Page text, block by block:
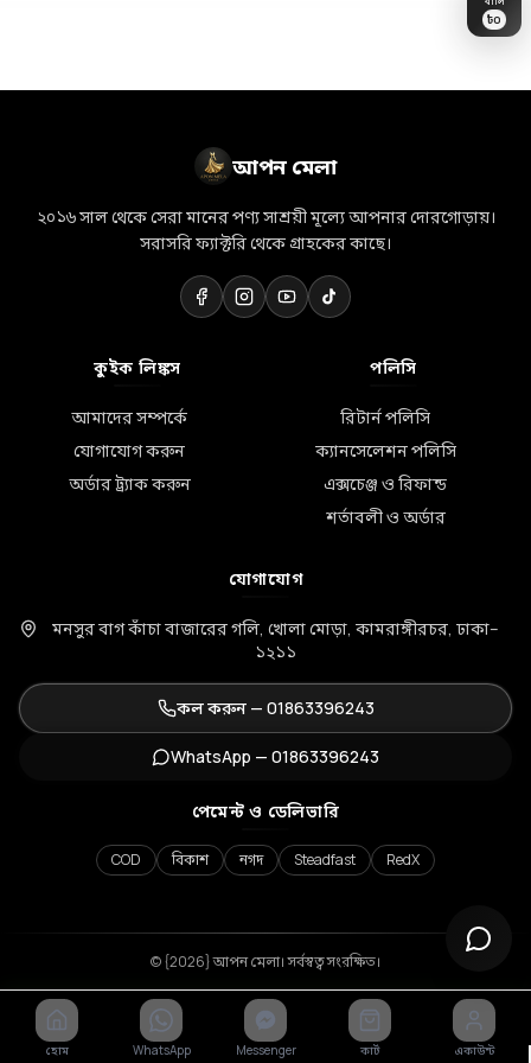
🎁
💐
আপন মেলা
২০১৬ সাল থেকে সেরা মানের পণ্য সাশ্রয়ী মূল্যে আপনার দোরগোড়ায়।
সরাসরি ফ্যাক্টরি থেকে গ্রাহকের কাছে।
কুইক লিঙ্কস
আমাদের সম্পর্কে
যোগাযোগ করুন
অর্ডার ট্র্যাক করুন
পলিসি
রিটার্ন পলিসি
ক্যানসেলেশন পলিসি
এক্সচেঞ্জ ও রিফান্ড
শর্তাবলী ও অর্ডার
যোগাযোগ
মনসুর বাগ কাঁচা বাজারের গলি, খোলা মোড়া, কামরাঙ্গীরচর, ঢাকা–
১২১১
কল করুন — 01863396243
WhatsApp — 01863396243
পেমেন্ট ও ডেলিভারি
COD বিকাশ নগদ Steadfast RedX
© {2026} আপন মেলা। সর্বস্বত্ব সংরক্ষিত।
হোম WhatsApp Messenger কার্ট একাউন্ট
৳0